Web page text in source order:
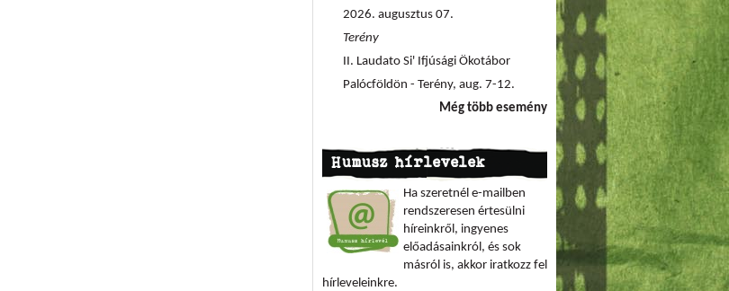
2026. augusztus 07.
Terény
II. Laudato Si' Ifjúsági Ökotábor
Palócföldön - Terény, aug. 7-12.
Még több esemény
Humusz hírlevelek
Ha szeretnél e-mailben
rendszeresen értesülni
híreinkről, ingyenes
előadásainkról, és sok
másról is, akkor iratkozz fel
hírleveleinkre.